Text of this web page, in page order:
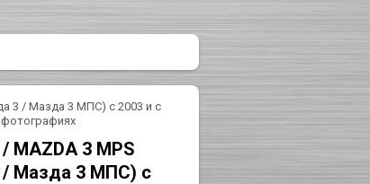
3 / Мазда 3 МПС) с 2003 и с
фотографиях
MAZDA 3 MPS
Мазда 3 МПС) с